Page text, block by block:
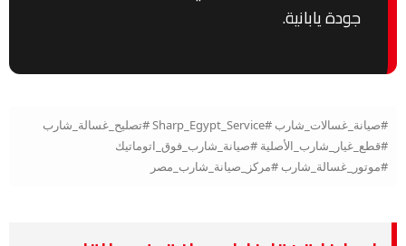
جودة يابانية.
#صيانة_غسالات_شارب #Sharp_Egypt_Service #تصليح_غسالة_شارب
#قطع_غيار_شارب_الأصلية #صيانة_شارب_فوق_اتوماتيك
#موتور_غسالة_شارب #مركز_صيانة_شارب_مصر